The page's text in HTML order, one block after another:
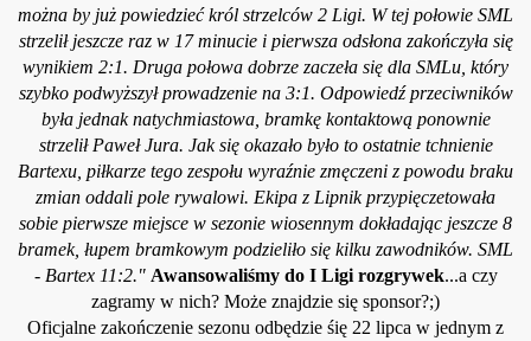
można by już powiedzieć król strzelców 2 Ligi. W tej połowie SML
strzelił jeszcze raz w 17 minucie i pierwsza odsłona zakończyła się
wynikiem 2:1. Druga połowa dobrze zaczeła się dla SMLu, który
szybko podwyższył prowadzenie na 3:1. Odpowiedź przeciwników
była jednak natychmiastowa, bramkę kontaktową ponownie
strzelił Paweł Jura. Jak się okazało było to ostatnie tchnienie
Bartexu, piłkarze tego zespołu wyraźnie zmęczeni z powodu braku
zmian oddali pole rywalowi. Ekipa z Lipnik przypięczetowała
sobie pierwsze miejsce w sezonie wiosennym dokładając jeszcze 8
bramek, łupem bramkowym podzieliło się kilku zawodników. SML
- Bartex 11:2." Awansowaliśmy do I Ligi rozgrywek...a czy
zagramy w nich? Może znajdzie się sponsor?;)
Oficjalne zakończenie sezonu odbędzie śię 22 lipca w jednym z